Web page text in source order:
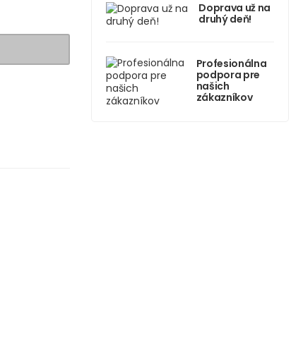
Doprava už na
druhý deň!
Profesionálna
podpora pre
našich
zákazníkov